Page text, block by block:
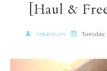
[Haul &
sekararum